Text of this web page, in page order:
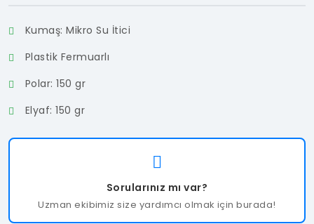
Kumaş: Mikro Su İtici
Plastik Fermuarlı
Polar: 150 gr
Elyaf: 150 gr
Sorularınız mı var?
Uzman ekibimiz size yardımcı olmak için burada!